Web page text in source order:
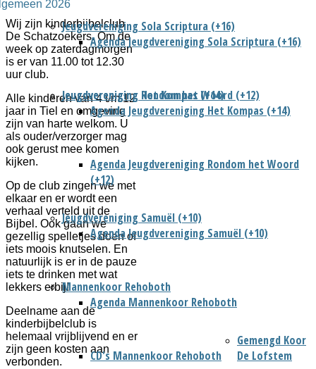
Jeugdvereniging Sola Scriptura (+16)
Agenda Jeugdvereniging Sola Scriptura (+16)
Jeugdvereniging Het Kompas (+14)
Agenda Jeugdvereniging Het Kompas (+14)
Jeugdvereniging Rondom het Woord (+12)
Agenda Jeugdvereniging Rondom het Woord
(+12)
Jeugdvereniging Samuël (+10)
Agenda Jeugdvereniging Samuël (+10)
Mannenkoor Rehoboth
Agenda Mannenkoor Rehoboth
CD's Mannenkoor Rehoboth
Gemengd Koor
De Lofstem
Wij zijn kinderbijbelclub
De Schatzoekers. Om de
week op zaterdagmorgen
is er van 11.00 tot 12.30
uur club.
Alle kinderen van 4 t/m 12
jaar in Tiel en omgeving
zijn van harte welkom. U
als ouder/verzorger mag
ook gerust mee komen
kijken.
Op de club zingen we met
elkaar en er wordt een
verhaal verteld uit de
Bijbel. Ook gaan we
gezellig spelletjes doen of
iets moois knutselen. En
natuurlijk is er in de pauze
iets te drinken met wat
lekkers erbij!
Deelname aan de
kinderbijbelclub is
helemaal vrijblijvend en er
zijn geen kosten aan
verbonden.